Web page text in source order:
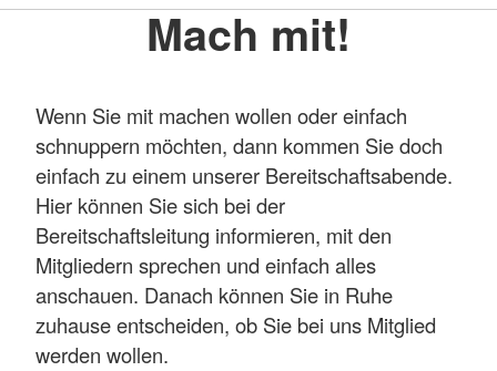
Mach mit!
Wenn Sie mit machen wollen oder einfach
schnuppern möchten, dann kommen Sie doch
einfach zu einem unserer Bereitschaftsabende.
Hier können Sie sich bei der
Bereitschaftsleitung informieren, mit den
Mitgliedern sprechen und einfach alles
anschauen. Danach können Sie in Ruhe
zuhause entscheiden, ob Sie bei uns Mitglied
werden wollen.